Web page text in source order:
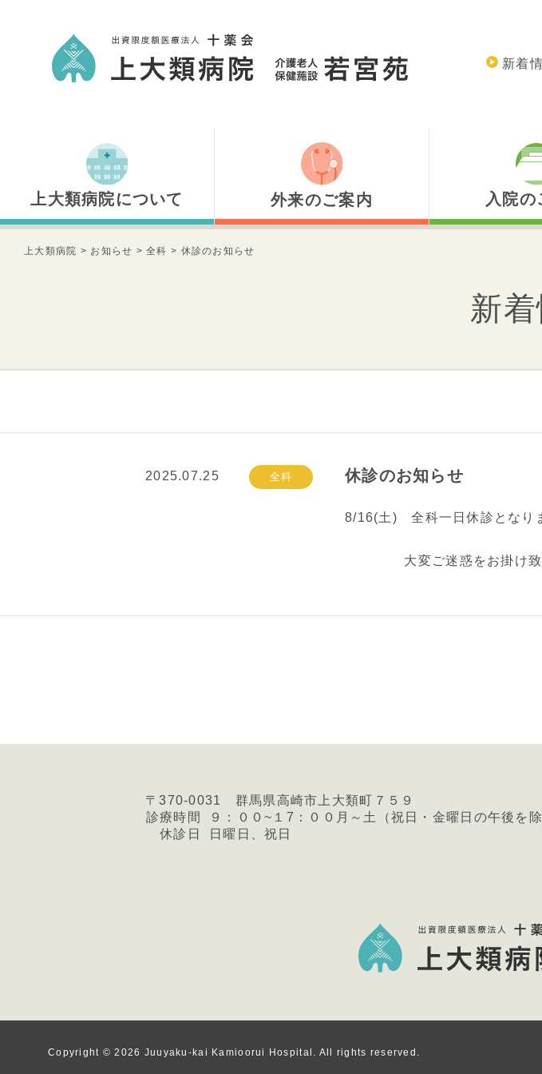
新着
上大類病院について
上大類病院について
外来のご案内
外来のご案内
入院の
お見舞い・ご
上大類病院 > お知らせ >全科 > 休診のお知らせ
新
2025.07.25 全科 休診のお知らせ
8/16(土) 全科一日休診となり
大変ご迷惑をお掛け致
〒370-0031 群馬県高崎市上大類町７５９
診療時間
９：００~１7：００月～土
（祝日・金曜日の午後を除
休診日
日曜日、祝日
Copyright © 2026 Juuyaku-kai Kamioorui Hospital. All rights reserved.